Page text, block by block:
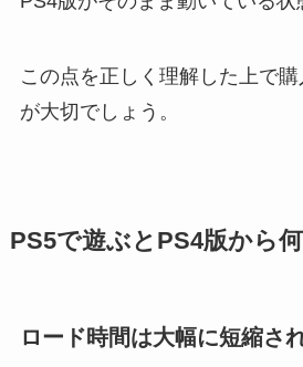
この点を正しく理解した上で
が大切でしょう。
PS5で遊ぶとPS4版から
ロード時間は大幅に短縮さ